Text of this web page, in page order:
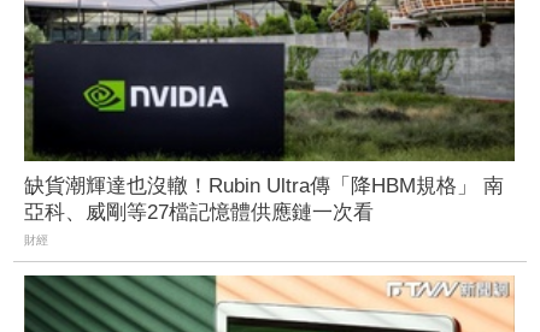
缺貨潮輝達也沒轍！Rubin Ultra傳「降HBM規格」 南
亞科、威剛等27檔記憶體供應鏈一次看
財經